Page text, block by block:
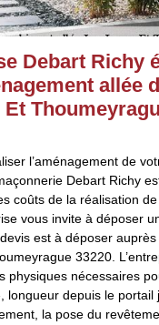
Debart Richy
allée
l’aménagement de
Debart Richy
coûts de la réalisation
vous invite à déposer
est à déposer
33220.
physiques nécessaires
longueur depuis le portail
la pose du